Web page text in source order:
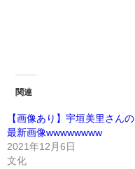
関連
【画像あり】宇垣美里さんの
最新画像wwwwwwww
2021年12月6日
文化